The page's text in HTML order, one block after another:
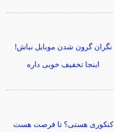
نگران گرون شدن موبایل نباش!
اینجا تخفیف خوبی داره
کنکوری هستی؟ تا فرصت هست